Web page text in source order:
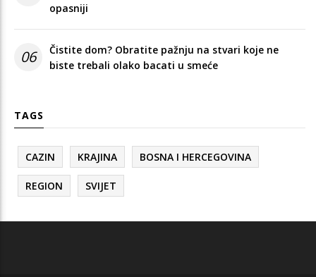
opasniji
06
Čistite dom? Obratite pažnju na stvari koje ne
biste trebali olako bacati u smeće
TAGS
CAZIN KRAJINA BOSNA I HERCEGOVINA
REGION SVIJET